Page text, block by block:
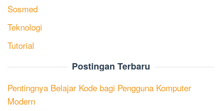
Sosmed
Teknologi
Tutorial
Postingan Terbaru
Pentingnya Belajar Kode bagi Pengguna Komputer
Modern